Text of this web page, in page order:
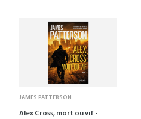
JAMES PATTERSON
Alex Cross, mort ou vif -